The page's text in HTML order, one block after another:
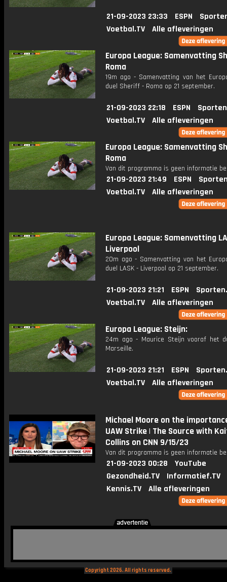
21-09-2023 23:33 ESPN
Voetbal.TV
Alle afleveringen
Europa League: Samenvatting
Roma
19m ago - Samenvatting van het
duel Sheriff - Roma op 21 september.
21-09-2023 22:18 ESPN
Voetbal.TV
Alle afleveringen
Europa League: Samenvatting
Roma
Van dit programma is geen informatie
21-09-2023 21:49 ESPN
Voetbal.TV
Alle afleveringen
Europa League: Samenvatting
Liverpool
20m ago - Samenvatting van het
duel LASK - Liverpool op 21 september.
21-09-2023 21:21 ESPN
Voetbal.TV
Alle afleveringen
Europa League: Steijn:
24m ago - Maurice Steijn vooraf het
Marseille.
21-09-2023 21:21 ESPN
Voetbal.TV
Alle afleveringen
Michael Moore on the
UAW Strike | The Source with
Collins on CNN 9/15/23
Van dit programma is geen informatie
21-09-2023 00:28
YouTube
Gezondheid.TV
Informatief.TV
Kennis.TV
Alle afleveringen
Copyright 2026. All rights reserved.